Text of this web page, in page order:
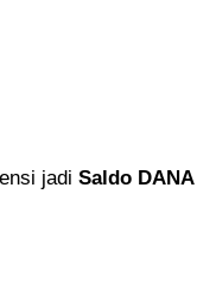
jadi Saldo DANA